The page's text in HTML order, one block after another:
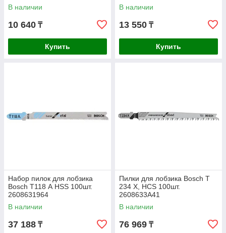
В наличии
10 640 ₸
Купить
В наличии
13 550 ₸
Купить
Набор пилок для лобзика
Bosch T118 А HSS 100шт.
2608631964
В наличии
37 188 ₸
Пилки для лобзика Bosch T
234 X, HCS 100шт.
2608633A41
В наличии
76 969 ₸